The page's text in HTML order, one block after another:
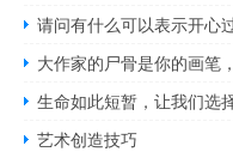
请问有什么可以表示开心
大作家的尸骨是你的画笔
生命如此短暂，让我们选
艺术创造技巧